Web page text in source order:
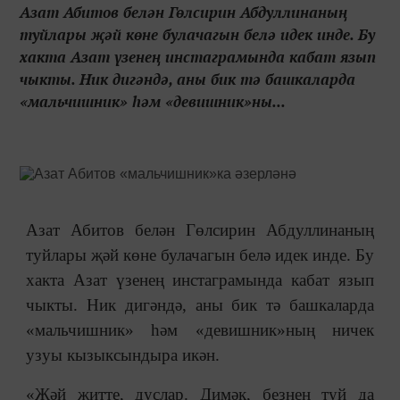
Азат Абитов белән Гөлсирин Абдуллинаның
туйлары җәй көне булачагын белә идек инде. Бу
хакта Азат үзенең инстаграмында кабат язып
чыкты. Ник дигәндә, аны бик тә башкаларда
«мальчишник» һәм «девишник»ны...
Азат Абитов белән Гөлсирин Абдуллинаның
туйлары җәй көне булачагын белә идек инде. Бу
хакта Азат үзенең инстаграмында кабат язып
чыкты. Ник дигәндә, аны бик тә башкаларда
«мальчишник» һәм «девишник»ның ничек
узуы кызыксындыра икән.
«Җәй җитте, дуслар. Димәк, безнең туй да